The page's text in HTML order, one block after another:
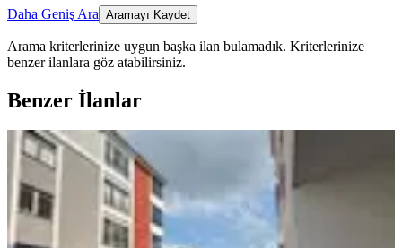
Daha Geniş Ara Aramayı Kaydet
Arama kriterlerinize uygun başka ilan bulamadık. Kriterlerinize
benzer ilanlara göz atabilirsiniz.
Benzer İlanlar
SIFIR BİNA
Ardahan Karagöl Mahallesinde 2+1 |
Doğu-güney Cephe | Balkonlu |
Krediye Uygun
Merkez, Karagöl Mahallesi